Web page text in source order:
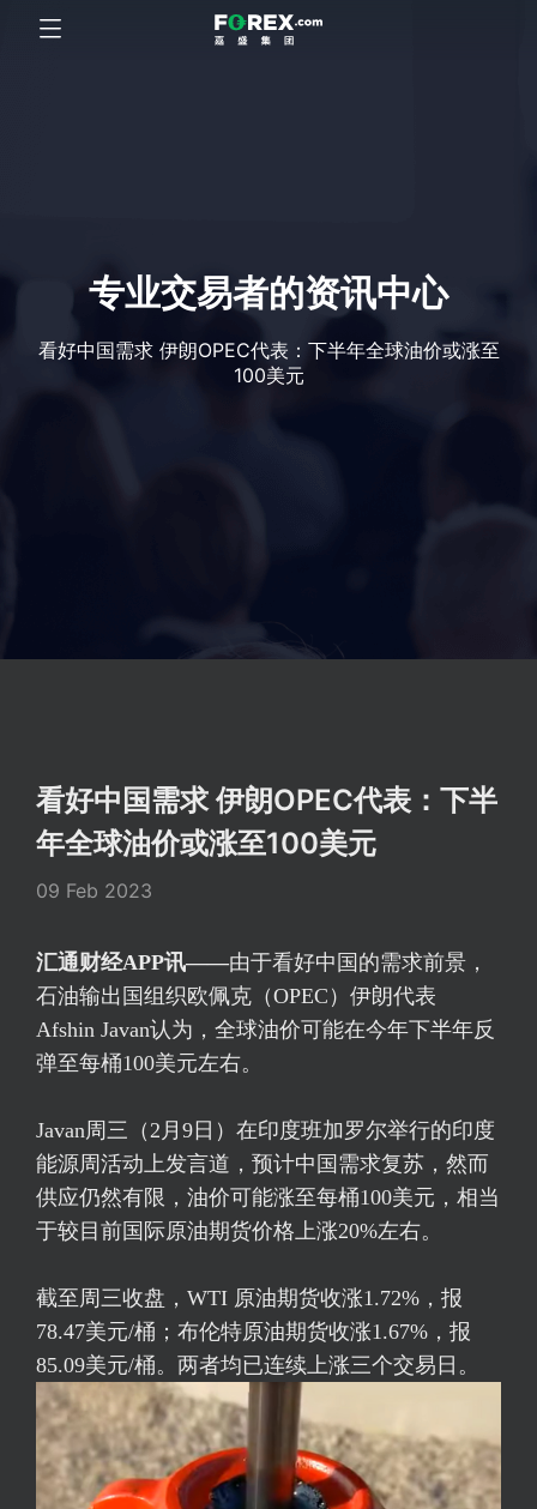
专业交易者的资讯中心
看好中国需求 伊朗OPEC代表：下半年全球油价或涨至
100美元
看好中国需求 伊朗OPEC代表：下半
年全球油价或涨至100美元
09 Feb 2023
汇通财经APP讯——由于看好中国的需求前景，
石油输出国组织欧佩克（OPEC）伊朗代表
Afshin Javan认为，全球油价可能在今年下半年反
弹至每桶100美元左右。
Javan周三（2月9日）在印度班加罗尔举行的印度
能源周活动上发言道，预计中国需求复苏，然而
供应仍然有限，油价可能涨至每桶100美元，相当
于较目前国际原油期货价格上涨20%左右。
截至周三收盘，WTI 原油期货收涨1.72%，报
78.47美元/桶； 布伦特原油期货收涨1.67%，报
85.09美元/桶。两者均已连续上涨三个交易日。